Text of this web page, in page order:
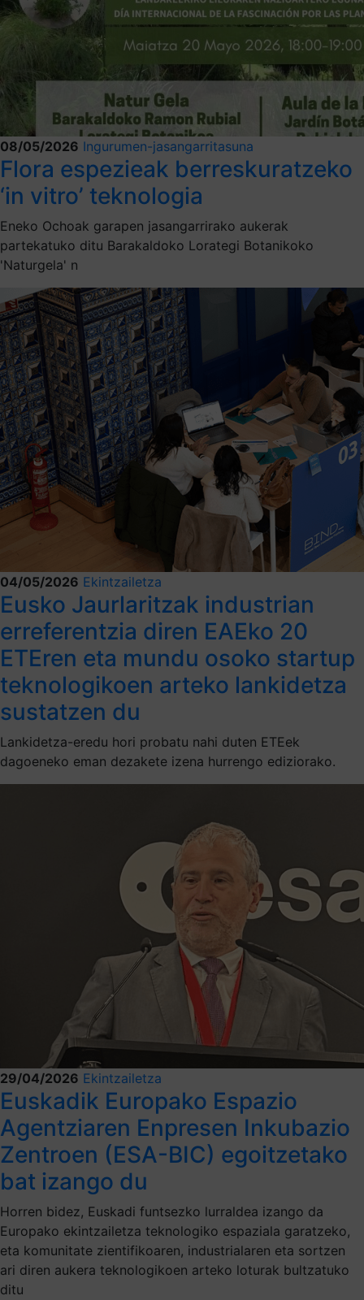
08/05/2026 Ingurumen-jasangarritasuna
Flora espezieak berreskuratzeko
‘in vitro’ teknologia
Eneko Ochoak garapen jasangarrirako aukerak
partekatuko ditu Barakaldoko Lorategi Botanikoko
'Naturgela' n
04/05/2026 Ekintzailetza
Eusko Jaurlaritzak industrian
erreferentzia diren EAEko 20
ETEren eta mundu osoko startup
teknologikoen arteko lankidetza
sustatzen du
Lankidetza-eredu hori probatu nahi duten ETEek
dagoeneko eman dezakete izena hurrengo ediziorako.
29/04/2026 Ekintzailetza
Euskadik Europako Espazio
Agentziaren Enpresen Inkubazio
Zentroen (ESA-BIC) egoitzetako
bat izango du
Horren bidez, Euskadi funtsezko lurraldea izango da
Europako ekintzailetza teknologiko espaziala garatzeko,
eta komunitate zientifikoaren, industrialaren eta sortzen
ari diren aukera teknologikoen arteko loturak bultzatuko
ditu